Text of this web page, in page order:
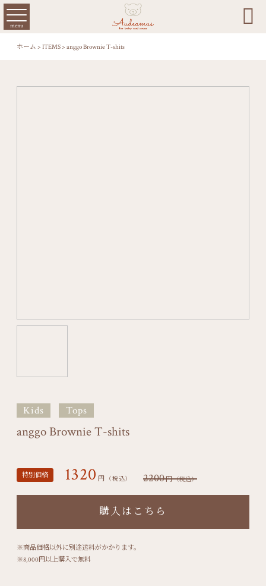
menu 
ホーム > ITEMS> anggo Brownie T-shits
Kids Tops
anggo Brownie T-shits
特別価格 1320 円 （税込） 2200円（税込）
購入はこちら
※商品価格以外に別途送料がかかります。
※8,000円以上購入で無料